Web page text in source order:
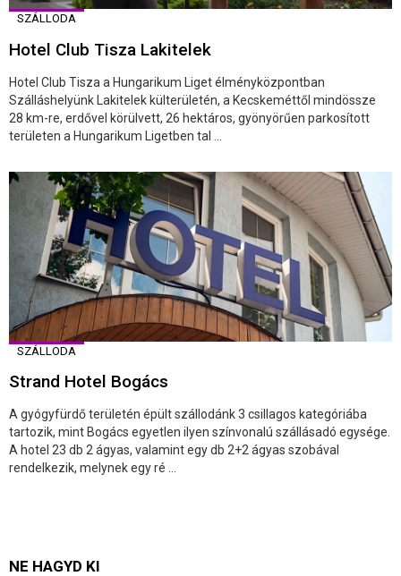
SZÁLLODA
Hotel Club Tisza Lakitelek
Hotel Club Tisza a Hungarikum Liget élményközpontban
Szálláshelyünk Lakitelek külterületén, a Kecskeméttől mindössze
28 km-re, erdővel körülvett, 26 hektáros, gyönyörűen parkosított
területen a Hungarikum Ligetben tal ...
SZÁLLODA
Strand Hotel Bogács
A gyógyfürdő területén épült szállodánk 3 csillagos kategóriába
tartozik, mint Bogács egyetlen ilyen színvonalú szállásadó egysége.
A hotel 23 db 2 ágyas, valamint egy db 2+2 ágyas szobával
rendelkezik, melynek egy ré ...
NE HAGYD KI